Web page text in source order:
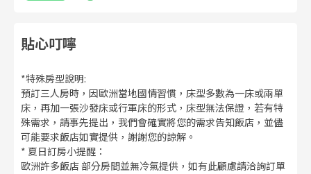
貼心叮嚀
*特殊房型說明:
預訂三人房時，因歐洲當地國情習慣，床型多數為一床或兩單
床，再加一張沙發床或行軍床的形式，床型無法保證，若有特
殊需求，請事先提出，我們會確實將您的需求告知飯店，並儘
可能要求飯店如實提供，謝謝您的諒解。
* 夏日訂房小提醒：
歐洲許多飯店 部分房間並無冷氣提供，如有此顧慮請洽詢訂單